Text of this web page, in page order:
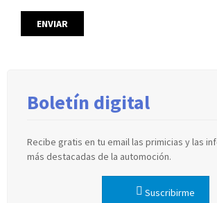
Boletín digital
Recibe gratis en tu email las primicias y las
más destacadas de la automoción.
Suscribirme